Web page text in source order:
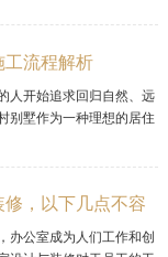
工流程解析
人开始追求回归自然、远
别墅作为一种理想的居住
，以下几点不容
办公室成为人们工作和创